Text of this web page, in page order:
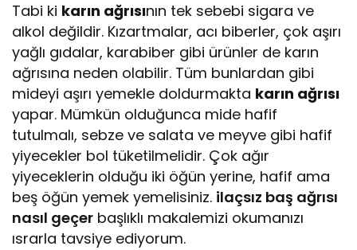
Tabi ki karın ağrısının tek sebebi sigara ve
alkol değildir. Kızartmalar, acı biberler, çok aşırı
yağlı gıdalar, karabiber gibi ürünler de karın
ağrısına neden olabilir. Tüm bunlardan gibi
mideyi aşırı yemekle doldurmakta karın ağrısı
yapar. Mümkün olduğunca mide hafif
tutulmalı, sebze ve salata ve meyve gibi hafif
yiyecekler bol tüketilmelidir. Çok ağır
yiyeceklerin olduğu iki öğün yerine, hafif ama
beş öğün yemek yemelisiniz. ilaçsız baş ağrısı
nasıl geçer başlıklı makalemizi okumanızı
ısrarla tavsiye ediyorum.